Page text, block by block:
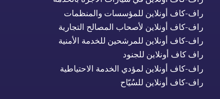
راف-كاف أونلاين للمؤسسات والمنظمات
راف-كاف أونلاين لأصحاب المصالح التجارية
راف-كاف أونلاين للمرشحين للخدمة الأمنية
راف كاف أونلاين للجنود
راف-كاف أونلاين لمؤدي الخدمة الاحتياطية
راف-كاف أونلاين للسُيّاح